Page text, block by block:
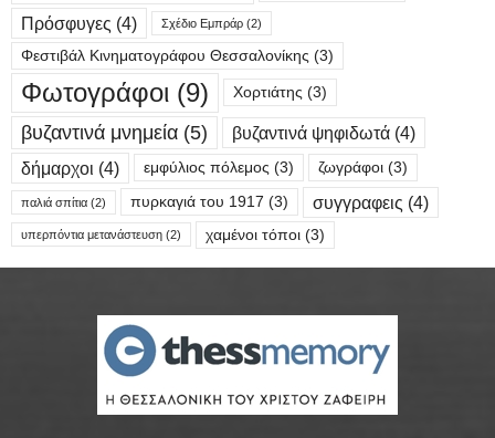
Πρόσφυγες (4) Σχέδιο Εμπράρ (2)
Φεστιβάλ Κινηματογράφου Θεσσαλονίκης (3)
Φωτογράφοι (9) Χορτιάτης (3)
βυζαντινά μνημεία (5) βυζαντινά ψηφιδωτά (4)
δήμαρχοι (4) εμφύλιος πόλεμος (3) ζωγράφοι (3)
παλιά σπίτια (2) πυρκαγιά του 1917 (3) συγγραφεις (4)
υπερπόντια μετανάστευση (2) χαμένοι τόποι (3)